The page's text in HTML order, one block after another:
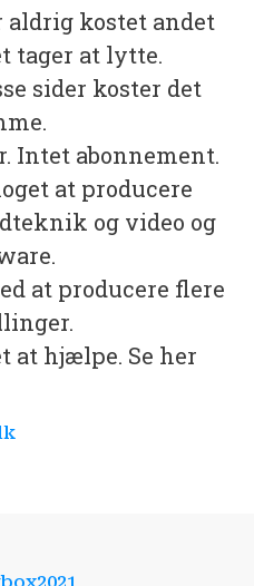
aldrig kostet andet
tager at lytte.
sider koster det
Intet abonnement.
at producere
og video og
at producere flere
at hjælpe. Se her